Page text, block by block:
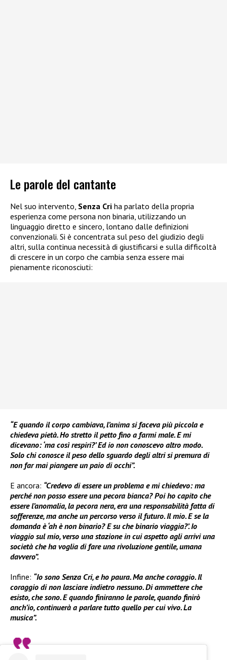
Le parole del cantante
Nel suo intervento, Senza Cri ha parlato della propria
esperienza come persona non binaria, utilizzando un
linguaggio diretto e sincero, lontano dalle definizioni
convenzionali. Si è concentrata sul peso del giudizio degli
altri, sulla continua necessità di giustificarsi e sulla difficoltà
di crescere in un corpo che cambia senza essere mai
pienamente riconosciuti:
“E quando il corpo cambiava, l’anima si faceva più piccola e
chiedeva pietà. Ho stretto il petto fino a farmi male. E mi
dicevano: ‘ma così respiri?’ Ed io non conoscevo altro modo.
Solo chi conosce il peso dello sguardo degli altri si premura di
non far mai piangere un paio di occhi”.
E ancora: “Credevo di essere un problema e mi chiedevo: ma
perché non posso essere una pecora bianca? Poi ho capito che
essere l’anomalia, la pecora nera, era una responsabilità fatta di
sofferenze, ma anche un percorso verso il futuro. Il mio. E se la
domanda è ‘ah è non binario? E su che binario viaggia?’. Io
viaggio sul mio, verso una stazione in cui aspetto agli arrivi una
società che ha voglia di fare una rivoluzione gentile, umana
davvero”.
Infine: “Io sono Senza Cri, e ho paura. Ma anche coraggio. Il
coraggio di non lasciare indietro nessuno. Di ammettere che
esisto, che sono. E quando finiranno le parole, quando finirò
anch’io, continuerà a parlare tutto quello per cui vivo. La
musica”.